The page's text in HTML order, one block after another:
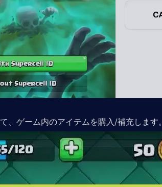
、ゲーム内のアイテムを購入/補充します。